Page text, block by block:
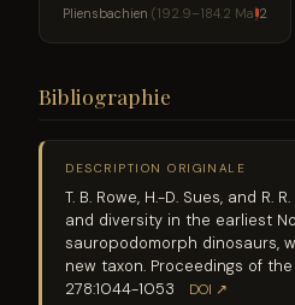
Pliensbachien (192.9–184.2 Ma)2
Bibliographie
DESCRIPTION ORIGINALE
T. B. Rowe, H.-D. Sues, and R.
and diversity in the earliest
sauropodomorph dinosaurs,
new taxon. Proceedings of
278:1044-1053
DOI ↗